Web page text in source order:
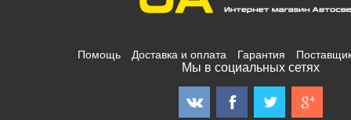
Помощь Доставка и оплата Гарантия
Мы в социальных сетях